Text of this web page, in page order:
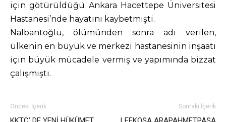
için götürüldüğü Ankara Hacettepe Üniversitesi
Hastanesi’nde hayatını kaybetmişti.
Nalbantoğlu, ölümünden sonra adı verilen,
ülkenin en büyük ve merkezi hastanesinin inşaatı
için büyük mücadele vermiş ve yapımında bizzat
çalışmıştı.
Önceki İçerik Sonraki İçerik